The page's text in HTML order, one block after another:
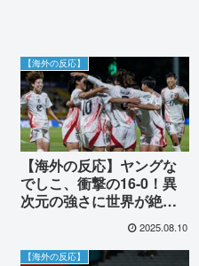
【海外の反応】
【海外の反応】ヤングな
でしこ、衝撃の16-0！異
次元の強さに世界が絶句
「サッカーのスコアじゃ
ない…」歴史的大勝に驚
愕と称賛の声が殺到！
2025.08.10
【海外の反応】